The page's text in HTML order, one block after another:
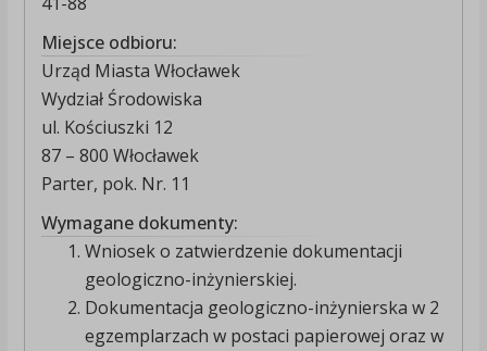
Miejsce odbioru:
Urząd Miasta Włocławek
Wydział Środowiska
ul. Kościuszki 12
87 – 800 Włocławek
Parter, pok. Nr. 11
Wymagane dokumenty:
Wniosek o zatwierdzenie dokumentacji
geologiczno-inżynierskiej.
Dokumentacja geologiczno-inżynierska w 2
egzemplarzach w postaci papierowej oraz w